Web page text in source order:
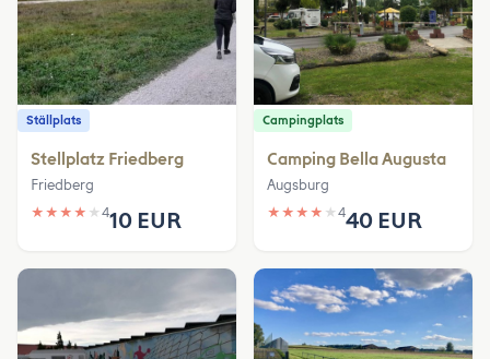
Ställplats
Stellplatz Friedberg
Friedberg
★ ★ ★ ★ ★ 410 EUR
Campingplats
Camping Bella Augusta
Augsburg
★ ★ ★ ★ ★ 440 EUR